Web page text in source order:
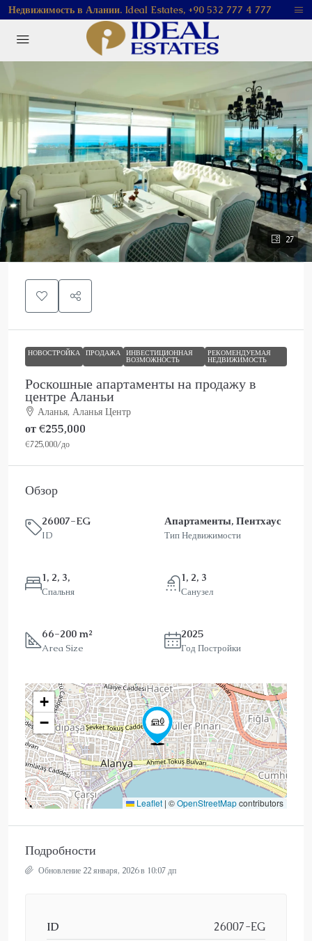
Недвижимость в Алании. Ideal Estates, +90 532 777 4 777
27
НОВОСТРОЙКА ПРОДАЖА ИНВЕСТИЦИОННАЯ
ВОЗМОЖНОСТЬ
РЕКОМЕНДУЕМАЯ
НЕДВИЖИМОСТЬ
Роскошные апартаменты на продажу в
центре Аланьи
Аланья, Аланья Центр
от€255,000
€725,000/до
Обзор
26007-EG
ID
Апартаменты, Пентхаус
Тип Недвижимости
1, 2, 3,
Спальня
1, 2, 3
Санузел
66-200 m²
Area Size
2025
Год Постройки
+
−
Leaflet | ©OpenStreetMapcontributors
Подробности
Обновление 22 января, 2026 в 10:07 дп
ID
26007-EG